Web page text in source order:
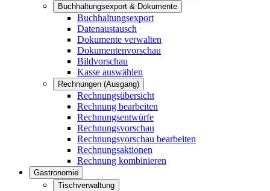
Buchhaltungsexport & Dokumente
Buchhaltungsexport
Datenaustausch
Dokumente verwalten
Dokumentenvorschau
Bildvorschau
Kasse auswählen
Rechnungen (Ausgang)
Rechnungsübersicht
Rechnung bearbeiten
Rechnungsentwürfe
Rechnungsvorschau
Rechnungsvorschau bearbeiten
Rechnungsaktionen
Rechnung kombinieren
Gastronomie
Tischverwaltung